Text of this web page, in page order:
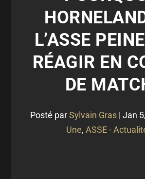
L’ASSE
RÉAGIR EN
DE
Posté parSylvain Gras | Jan
Une, ASSE -